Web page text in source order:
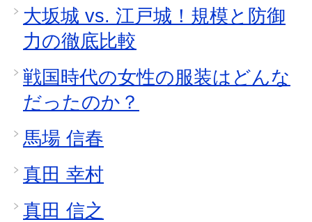
大坂城 vs. 江戸城！規模と防御
力の徹底比較
戦国時代の女性の服装はどんな
だったのか？
馬場 信春
真田 幸村
真田 信之